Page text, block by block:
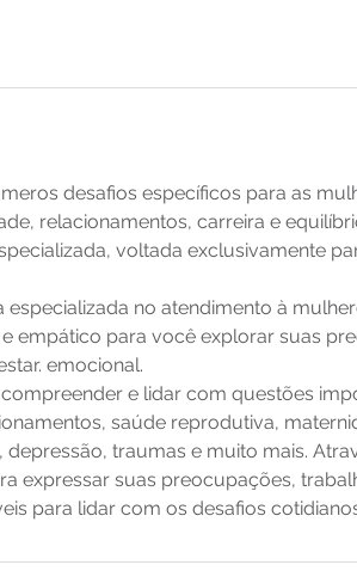
desafios específicos para as
relacionamentos, carreira e
voltada exclusivamente
especializada no atendimento à
empático para você explorar suas
emocional.
e lidar com questões
saúde reprodutiva,
depressão, traumas e muito mais.
expressar suas preocupações,
para lidar com os desafios